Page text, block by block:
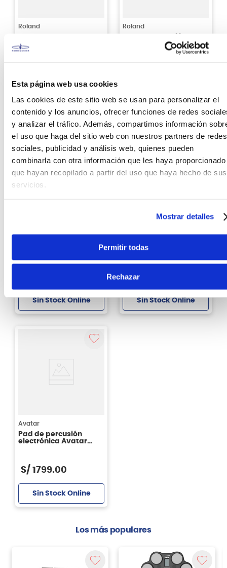
Esta página web usa cookies
Las cookies de este sitio web se usan para personalizar el
contenido y los anuncios, ofrecer funciones de redes
y analizar el tráfico. Además, compartimos información
el uso que haga del sitio web con nuestros partners de redes
sociales, publicidad y análisis web, quienes pueden
combinarla con otra información que les haya proporcionado
que hayan recopilado a partir del uso que haya hecho de sus
servicios.
Mostrar detalles
Permitir todas
Rechazar
Roland
percusión electrónico
Roland
Sin Stock Online
Roland
electrónica Roland
spd-30-230 blk
Pad Percusión
Sin Stock Online
Electrónica y Sampler
Roland SPD-SX PAD
3% S/ 3299.00
Sin Stock Online
Avatar
Pad de percusión
electrónica Avatar
S/ 1799.00
Sin Stock Online
Los más populares